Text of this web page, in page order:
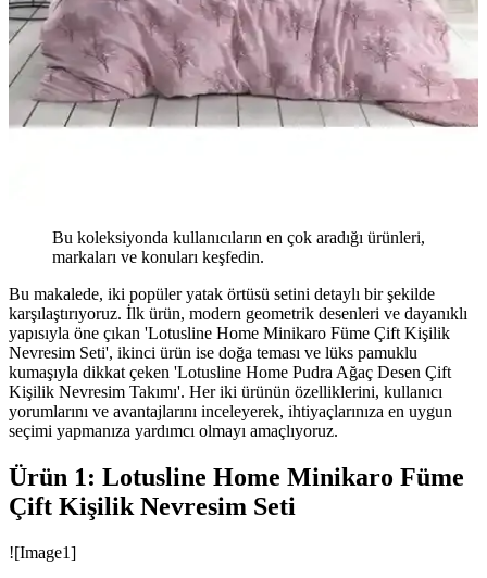
Bu koleksiyonda kullanıcıların en çok aradığı ürünleri,
markaları ve konuları keşfedin.
Bu makalede, iki popüler yatak örtüsü setini detaylı bir şekilde
karşılaştırıyoruz. İlk ürün, modern geometrik desenleri ve dayanıklı
yapısıyla öne çıkan 'Lotusline Home Minikaro Füme Çift Kişilik
Nevresim Seti', ikinci ürün ise doğa teması ve lüks pamuklu
kumaşıyla dikkat çeken 'Lotusline Home Pudra Ağaç Desen Çift
Kişilik Nevresim Takımı'. Her iki ürünün özelliklerini, kullanıcı
yorumlarını ve avantajlarını inceleyerek, ihtiyaçlarınıza en uygun
seçimi yapmanıza yardımcı olmayı amaçlıyoruz.
Ürün 1: Lotusline Home Minikaro Füme
Çift Kişilik Nevresim Seti
![Image1]